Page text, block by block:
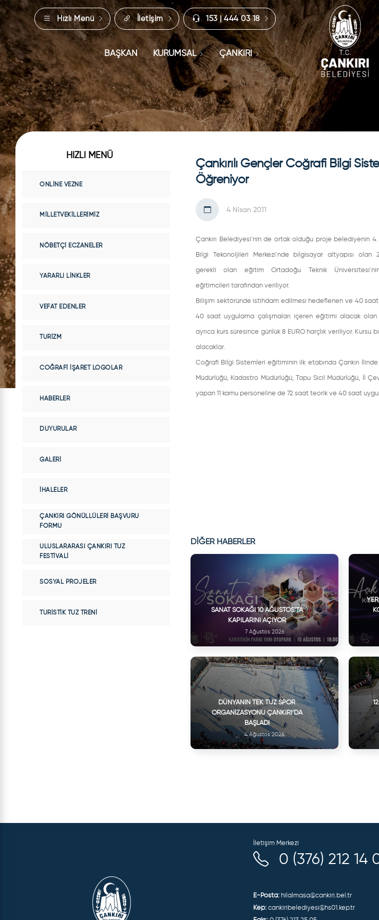
Hızlı Menü İletişim 153 | 444 03 18
BAŞKAN KURUMSAL ÇANKIRI
Çankırılı Gençler Coğrafi Bilgi
Öğreniyor
4 Nisan 2011
Çankırı Belediyesi´nin de ortak olduğu proje belediyenin 4.
Bilgi Tekonoljileri Merkezi´nde bilgisayar altyapısı olan
gerekli olan eğitim Ortadoğu Teknik
eğitimcileri tarafından veriliyor.
Bilişim sektöründe istihdam edilmesi hedeflenen ve 40
40 saat uygulama çalışmaları içeren eğitimi alacak olan
ayrıca kurs süresince günlük 8 EURO harçlık veriliyor.
alacaklar.
Coğrafi Bilgi Sistemleri eğitiminin ilk etabında Çankırı
Müdürlüğü, Kadastro Müdürlüğü, Tapu Sicil Müdürlüğü, İl
yapan 11 kamu personeline de 72 saat teorik ve 40 saat
DİĞER HABERLER
SANAT SOKAĞI 10 AĞUSTOS’TA
KAPILARINI AÇIYOR
7 Ağustos 2026
DÜNYANIN TEK TUZ SPOR
ORGANIZASYONU ÇANKIRI’DA
BAŞLADI
4 Ağustos 2026
HIZLI MENÜ
ONLINE VEZNE
MILLETVEKILLERIMIZ
NÖBETÇI ECZANELER
YARARLI LINKLER
VEFAT EDENLER
TURIZM
COĞRAFI İŞARET LOGOLAR
HABERLER
DUYURULAR
GALERI
İHALELER
ÇANKIRI GÖNÜLLÜLERI BAŞVURU
FORMU
ULUSLARARASI ÇANKIRI TUZ
FESTIVALI
SOSYAL PROJELER
TURISTIK TUZ TRENI
İletişim Merkezi
0 (376) 212 14
E-Posta: hilalmasa@cankiri.bel.tr
Kep: cankiribelediyesi@hs01.kep.tr